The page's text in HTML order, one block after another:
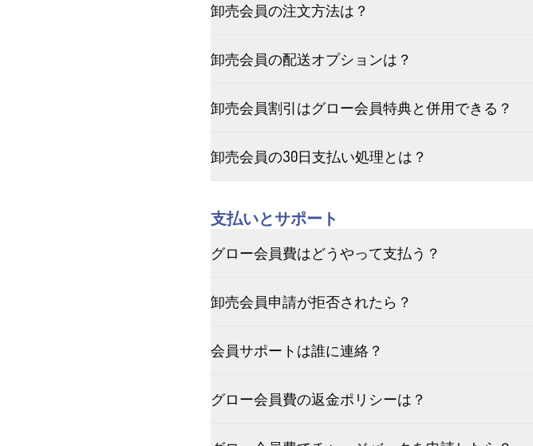
卸売会員の注文方法は？
卸売会員の配送オプションは？
卸売会員割引はグロー会員特典と併用できる？
卸売会員の30日支払い処理とは？
支払いとサポート
グロー会員費はどうやって支払う？
卸売会員申請が拒否されたら？
会員サポートは誰に連絡？
グロー会員費の返金ポリシーは？